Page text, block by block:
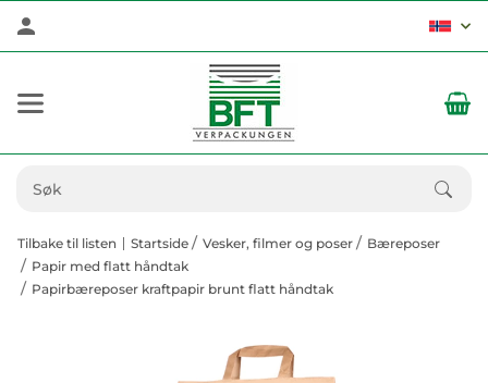
Tilbake til listen Startside Vesker, filmer og poser
Bæreposer
Papir med flatt håndtak
Papirbæreposer kraftpapir brunt flatt håndtak